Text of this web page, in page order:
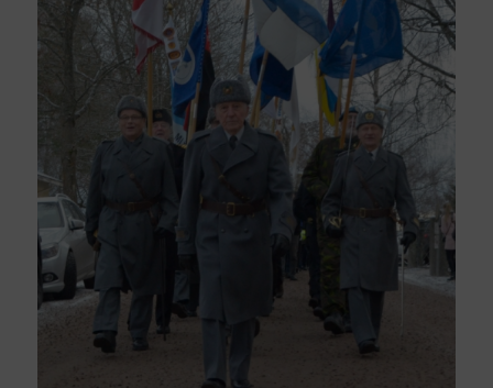
Lippulinna Porvoon hautausmaalla